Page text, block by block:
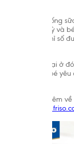
Mẹ lo lắng uống
đường thai kỳ và
lo lắng bởi chỉ số
Chưa dừng lại ở
DHA… giúp bé
Khám phá thêm
https://